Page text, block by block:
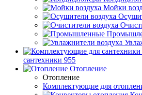
Мойки
сантехники 955
Отопление
Отопление
Комплектующие для